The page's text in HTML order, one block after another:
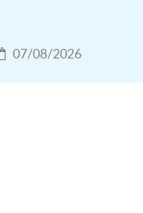
07/08/2026